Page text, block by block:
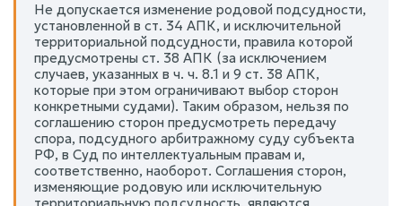
Не допускается изменение родовой подсудности,
установленной в ст. 34 АПК, и исключительной
территориальной подсудности, правила которой
предусмотрены ст. 38 АПК (за исключением
случаев, указанных в ч. ч. 8.1 и 9 ст. 38 АПК,
которые при этом ограничивают выбор сторон
конкретными судами). Таким образом, нельзя по
соглашению сторон предусмотреть передачу
спора, подсудного арбитражному суду субъекта
РФ, в Суд по интеллектуальным правам и,
соответственно, наоборот. Соглашения сторон,
изменяющие родовую или исключительную